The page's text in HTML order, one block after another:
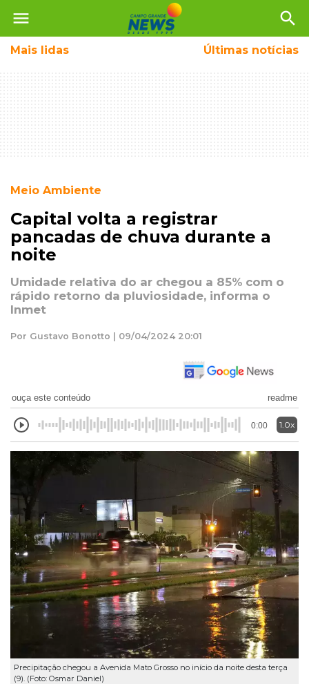
menu search
Mais lidas Últimas notícias
Meio Ambiente
Capital volta a registrar
pancadas de chuva durante a
noite
Umidade relativa do ar chegou a 85% com o
rápido retorno da pluviosidade, informa o
Inmet
Por Gustavo Bonotto | 09/04/2024 20:01
ouça este conteúdo readme
0:00 1.0x
Precipitação chegou a Avenida Mato Grosso no início da noite desta terça
(9). (Foto: Osmar Daniel)